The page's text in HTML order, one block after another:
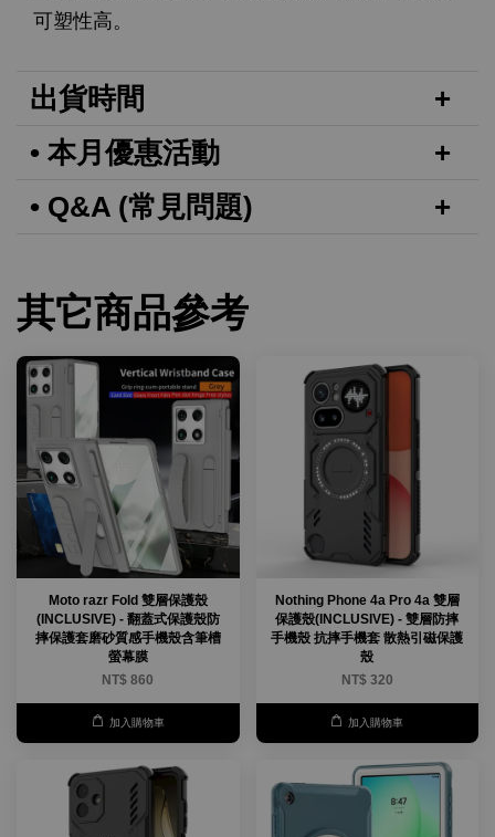
可塑性高。
出貨時間
• 本月優惠活動
• Q&A (常見問題)
其它商品參考
Moto razr Fold 雙層保護殼
(INCLUSIVE) - 翻蓋式保護殼防
摔保護套磨砂質感手機殼含筆槽
螢幕膜
NT$ 860
加入購物車
Nothing Phone 4a Pro 4a 雙層
保護殼(INCLUSIVE) - 雙層防摔
手機殼 抗摔手機套 散熱引磁保護
殼
NT$ 320
加入購物車